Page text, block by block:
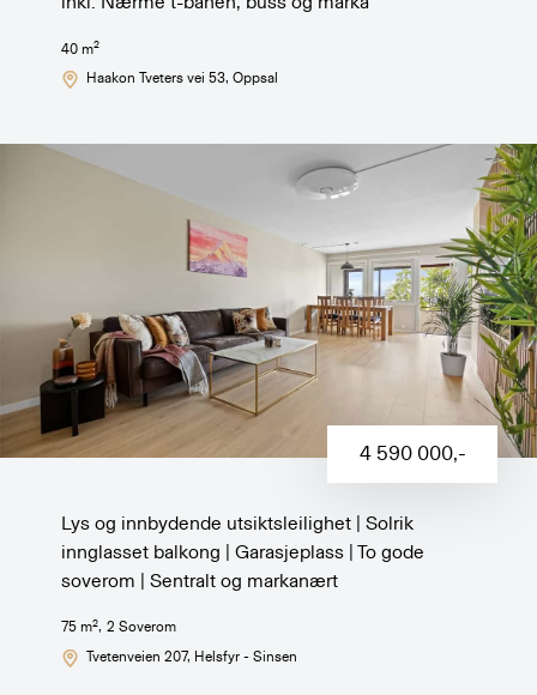
40 m2
Haakon Tveters vei 53, Oppsal
4 590 000,-
Lys og innbydende utsiktsleilighet | Solrik
innglasset balkong | Garasjeplass | To gode
soverom | Sentralt og markanært
75 m2, 2 Soverom
Tvetenveien 207, Helsfyr - Sinsen